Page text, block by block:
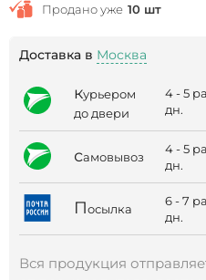
Продано уже 10 шт
Доставка в Москва
курьером
до двери
4 - 5
дн.
самовывоз
4 - 5
дн.
Посылка
6 - 7
дн.
Вся продукция